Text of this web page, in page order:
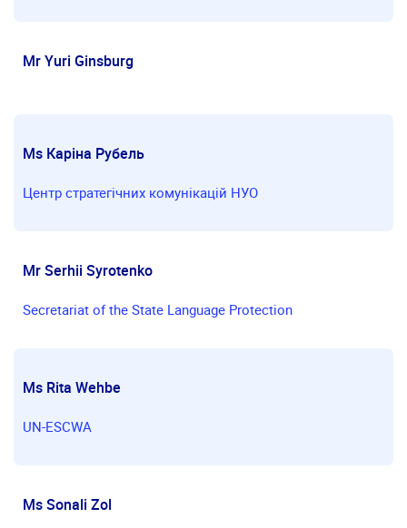
Mr Yuri Ginsburg
Ms Каріна Рубель
Центр стратегічних комунікацій НУО
Mr Serhii Syrotenko
Secretariat of the State Language Protection
Ms Rita Wehbe
UN-ESCWA
Ms Sonali Zol